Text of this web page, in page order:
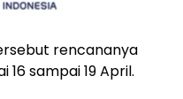
rencananya
sampai 19 April.